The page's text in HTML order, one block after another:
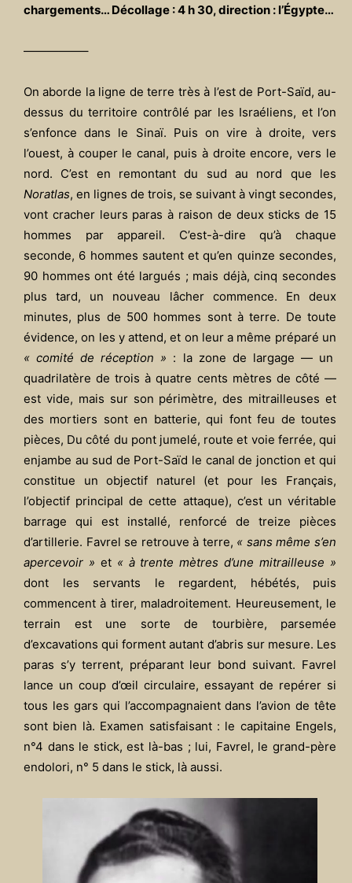
chargements… Décollage : 4 h 30, direction : l’Égypte…
—————–
On aborde la ligne de terre très à l’est de Port-Saïd, au-
dessus du territoire contrôlé par les Israéliens, et l’on
s’enfonce dans le Sinaï. Puis on vire à droite, vers
l’ouest, à couper le canal, puis à droite encore, vers le
nord. C’est en remontant du sud au nord que les
Noratlas, en lignes de trois, se suivant à vingt secondes,
vont cracher leurs paras à raison de deux sticks de 15
hommes par appareil. C’est-à-dire qu’à chaque
seconde, 6 hommes sautent et qu’en quinze secondes,
90 hommes ont été largués ; mais déjà, cinq secondes
plus tard, un nouveau lâcher commence. En deux
minutes, plus de 500 hommes sont à terre. De toute
évidence, on les y attend, et on leur a même préparé un
« comité de réception » : la zone de largage — un
quadrilatère de trois à quatre cents mètres de côté —
est vide, mais sur son périmètre, des mitrailleuses et
des mortiers sont en batterie, qui font feu de toutes
pièces, Du côté du pont jumelé, route et voie ferrée, qui
enjambe au sud de Port-Saïd le canal de jonction et qui
constitue un objectif naturel (et pour les Français,
l’objectif principal de cette attaque), c’est un véritable
barrage qui est installé, renforcé de treize pièces
d’artillerie. Favrel se retrouve à terre, « sans même s’en
apercevoir » et « à trente mètres d’une mitrailleuse »
dont les servants le regardent, hébétés, puis
commencent à tirer, maladroitement. Heureusement, le
terrain est une sorte de tourbière, parsemée
d’excavations qui forment autant d’abris sur mesure. Les
paras s’y terrent, préparant leur bond suivant. Favrel
lance un coup d’œil circulaire, essayant de repérer si
tous les gars qui l’accompagnaient dans l’avion de tête
sont bien là. Examen satisfaisant : le capitaine Engels,
n°4 dans le stick, est là-bas ; lui, Favrel, le grand-père
endolori, n° 5 dans le stick, là aussi.